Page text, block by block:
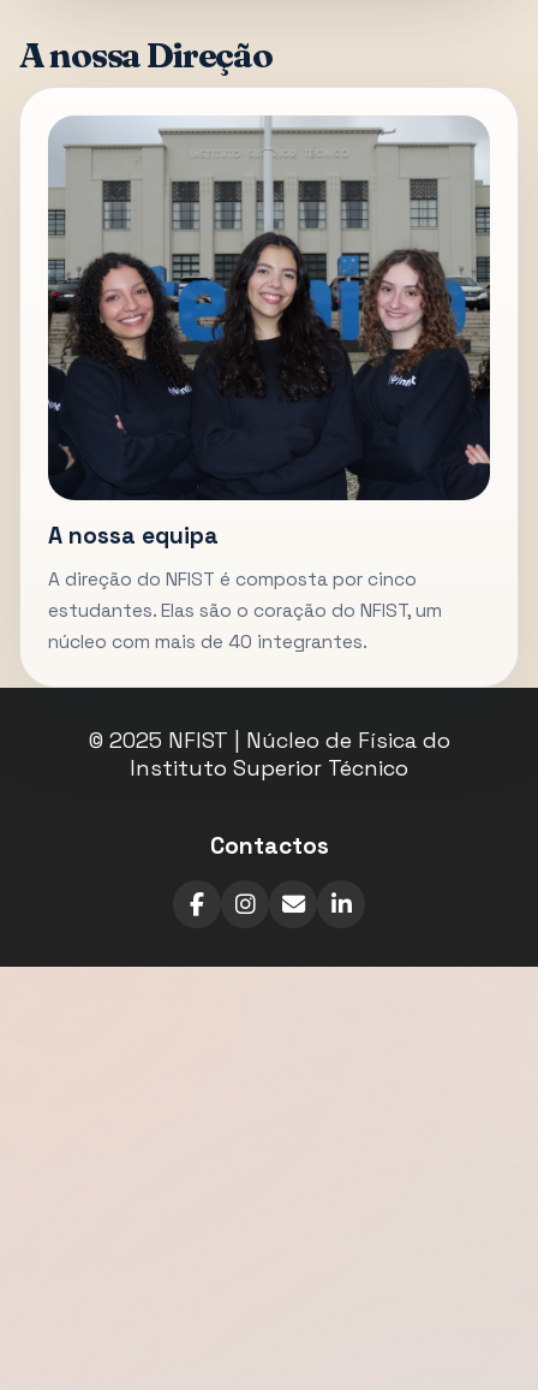
A nossa Direção
A nossa equipa
A direção do NFIST é composta por cinco
estudantes. Elas são o coração do NFIST, um
núcleo com mais de 40 integrantes.
© 2025 NFIST | Núcleo de Física do
Instituto Superior Técnico
Contactos